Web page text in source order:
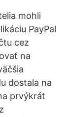
mohli
PayPal
cez
na
dostala na
prvýkrát